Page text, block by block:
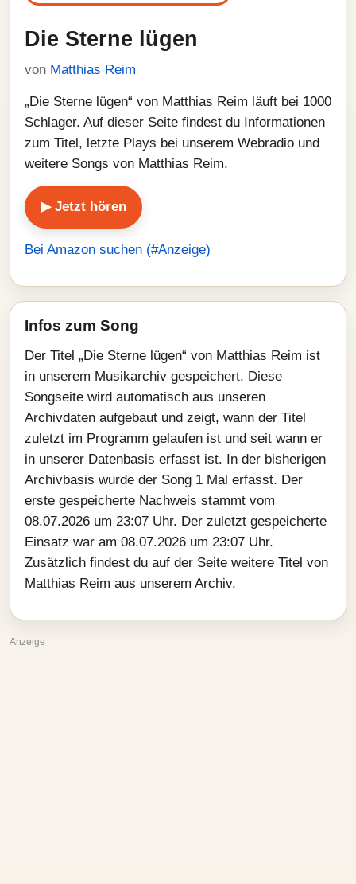
Die Sterne lügen
von Matthias Reim
„Die Sterne lügen“ von Matthias Reim läuft bei 1000
Schlager. Auf dieser Seite findest du Informationen
zum Titel, letzte Plays bei unserem Webradio und
weitere Songs von Matthias Reim.
▶ Jetzt hören
Bei Amazon suchen (#Anzeige)
Infos zum Song
Der Titel „Die Sterne lügen“ von Matthias Reim ist
in unserem Musikarchiv gespeichert. Diese
Songseite wird automatisch aus unseren
Archivdaten aufgebaut und zeigt, wann der Titel
zuletzt im Programm gelaufen ist und seit wann er
in unserer Datenbasis erfasst ist. In der bisherigen
Archivbasis wurde der Song 1 Mal erfasst. Der
erste gespeicherte Nachweis stammt vom
08.07.2026 um 23:07 Uhr. Der zuletzt gespeicherte
Einsatz war am 08.07.2026 um 23:07 Uhr.
Zusätzlich findest du auf der Seite weitere Titel von
Matthias Reim aus unserem Archiv.
Anzeige